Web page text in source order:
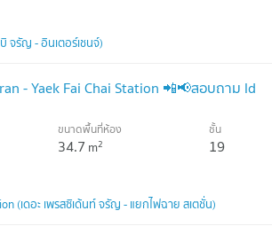
จรัญ - อินเตอร์เชนจ์)
- Yaek Fai Chai Station 📲📢สอบถาม ld
ขนาดพื้นที่ห้อง
34.7 m2
ชั้น
19
(เดอะ เพรสซิเด้นท์ จรัญ - แยกไฟฉาย สเตชั่น)